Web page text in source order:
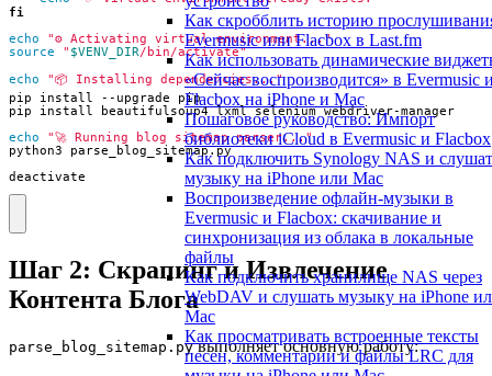
Как скробблить историю
Evermusic или Flacbox в Last.fm
Как использовать динамические
«Сейчас воспроизводится» в Evermusic
Flacbox на iPhone и Mac
Пошаговое руководство: Импорт
библиотеки iCloud в Evermusic и Flacbox
Как подключить Synology NAS и
музыку на iPhone или Mac
Воспроизведение офлайн-музыки в
Evermusic и Flacbox: скачивание и
синхронизация из облака в локальные
файлы
Как подключить хранилище NAS через
WebDAV и слушать музыку на iPhone
Mac
Как просматривать встроенные тексты
песен, комментарии и файлы LRC для
fi
echo
"⚙️ Activating virtual environment..."
source
" $VENV_DIR/bin/activate"
echo
"📦 Installing dependencies..."
echo
"🚀 Running blog sitemap parser..."
deactivate
Шаг 2: Скрапинг и Извлечение
Контента Блога
parse_blog_sitemap.pyвыполняет основную работу: